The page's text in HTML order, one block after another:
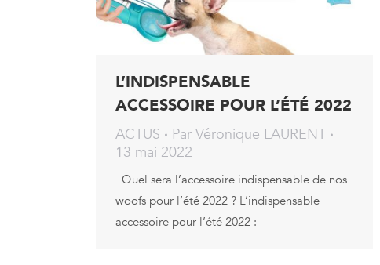
L’INDISPENSABLE
ACCESSOIRE POUR L’ÉTÉ 2022
ACTUS Par Véronique LAURENT
13 mai 2022
Quel sera l’accessoire indispensable de nos
woofs pour l’été 2022 ? L’indispensable
accessoire pour l’été 2022 :